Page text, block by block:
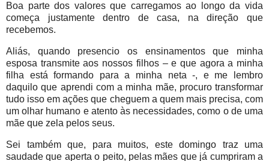
Boa parte dos valores que carregamos ao longo da vida
começa justamente dentro de casa, na direção que
recebemos.
Aliás, quando presencio os ensinamentos que minha
esposa transmite aos nossos filhos – e que agora a minha
filha está formando para a minha neta -, e me lembro
daquilo que aprendi com a minha mãe, procuro transformar
tudo isso em ações que cheguem a quem mais precisa, com
um olhar humano e atento às necessidades, como o de uma
mãe que zela pelos seus.
Sei também que, para muitos, este domingo traz uma
saudade que aperta o peito, pelas mães que já cumpriram a